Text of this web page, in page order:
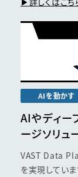
AIを動かす
AIやディー
ージソリュ
VAST Data
を実現していま